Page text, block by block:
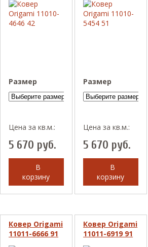
Размер
Цена за кв.м.:
5 670 руб.
В
корзину
Размер
Цена за кв.м.:
5 670 руб.
В
корзину
Ковер Origami
11011-6666 91
Ковер Origami
11011-6919 91